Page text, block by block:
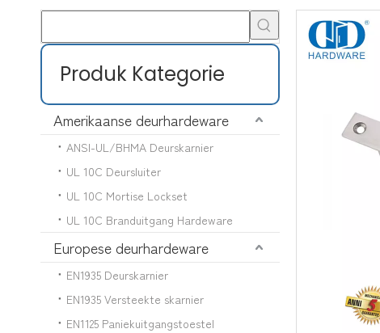
Produk Kategorie
Amerikaanse deurhardeware
ANSI-UL/BHMA Deurskarnier
UL 10C Deursluiter
UL 10C Mortise Lockset
UL 10C Branduitgang Hardeware
Europese deurhardeware
EN1935 Deurskarnier
EN1935 Versteekte skarnier
EN1125 Paniekuitgangstoestel